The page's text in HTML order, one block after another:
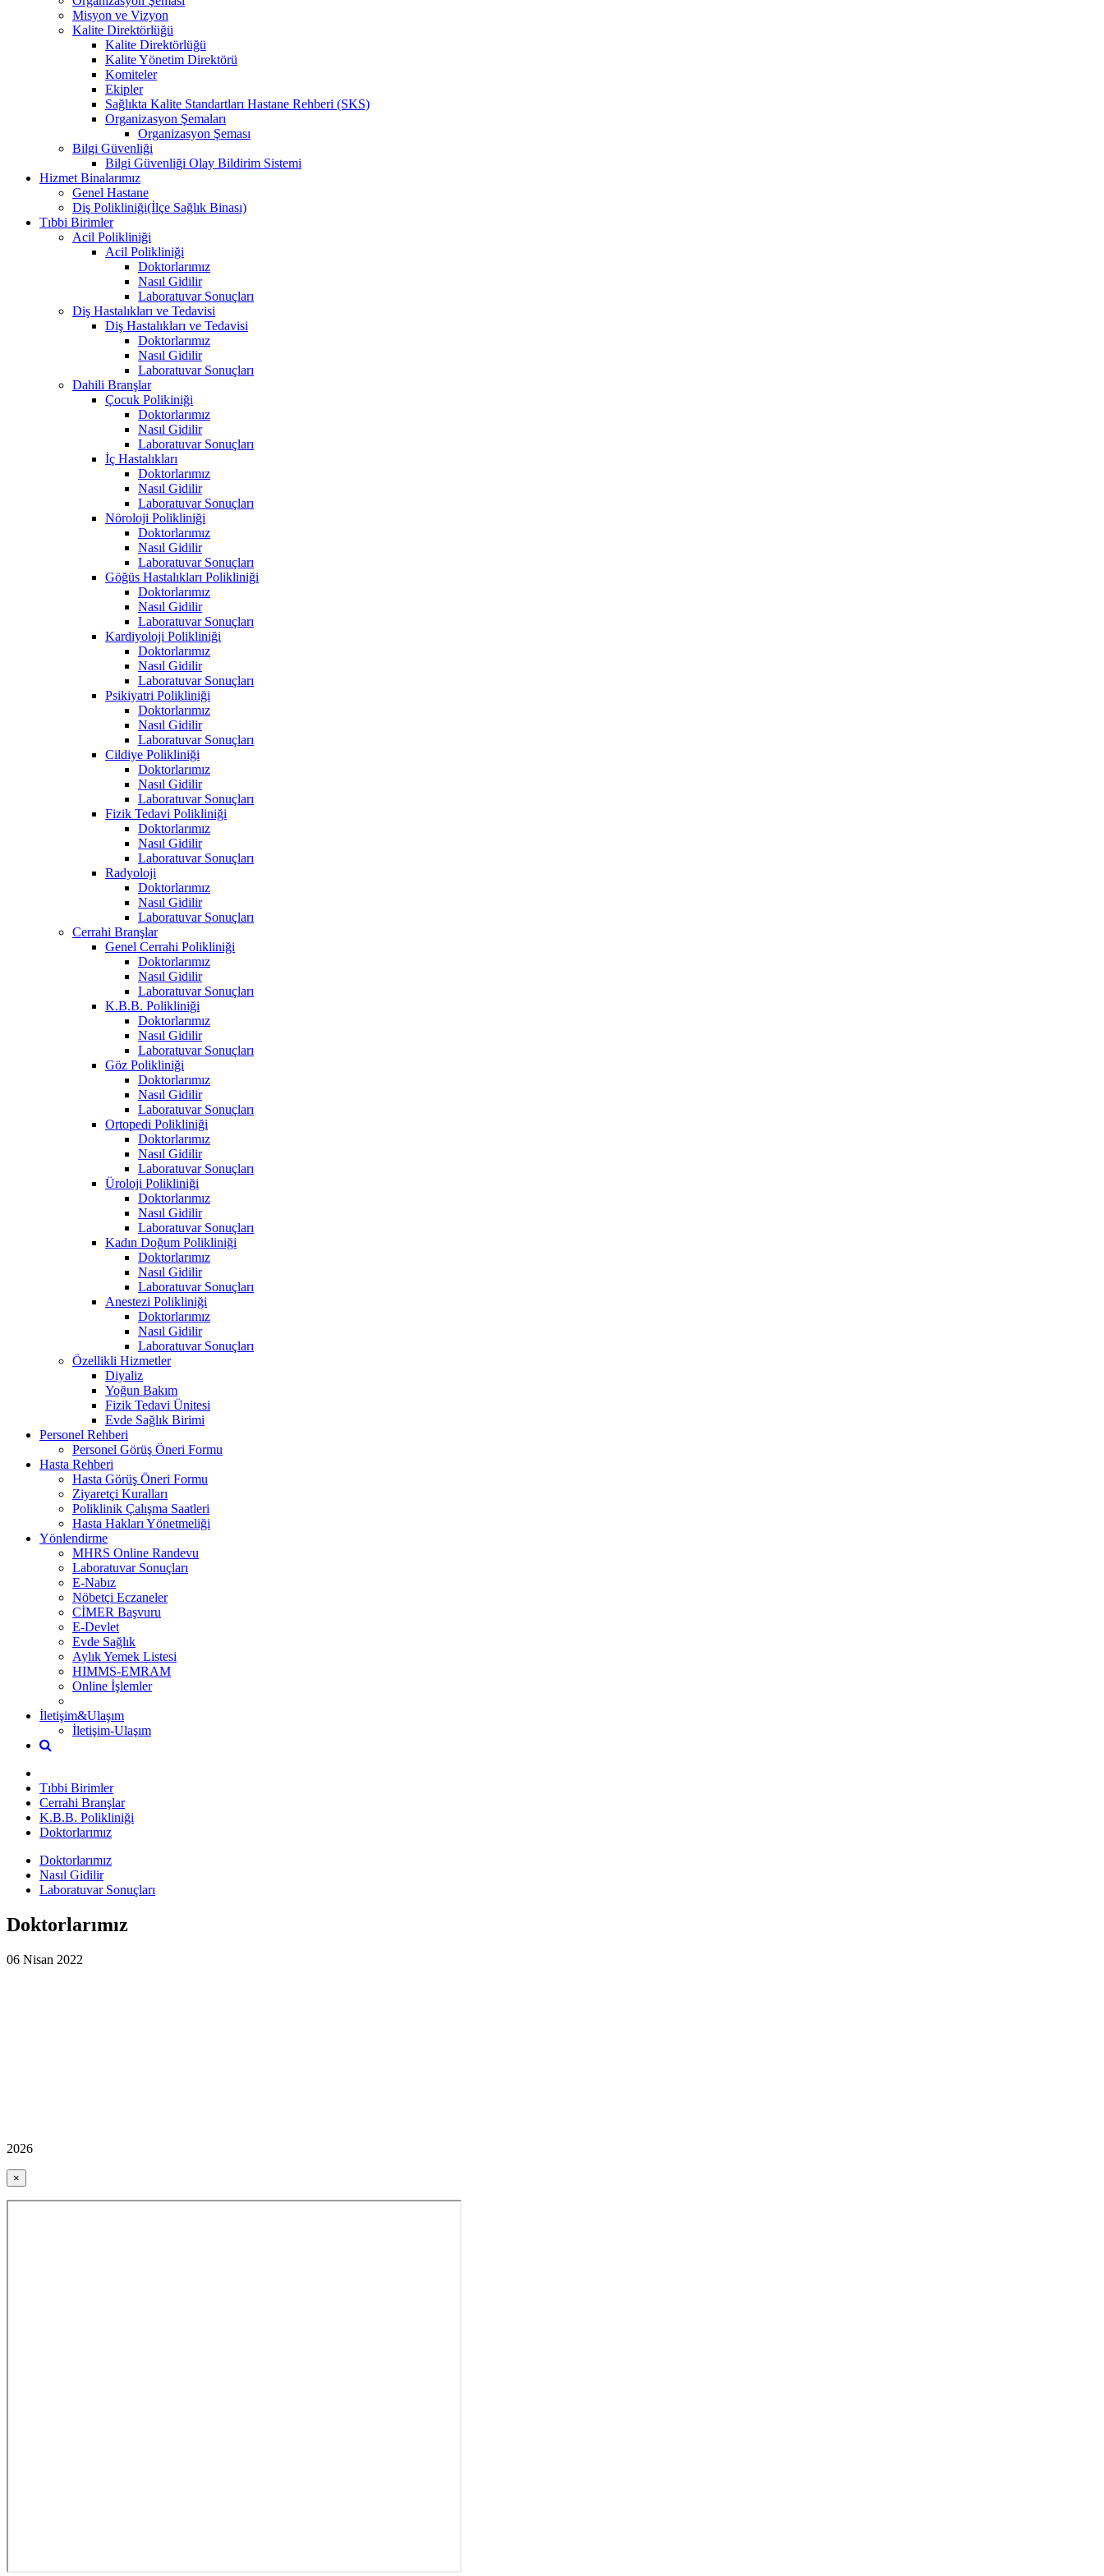
Misyon ve Vizyon
Kalite Direktörlüğü
Kalite Direktörlüğü
Kalite Yönetim Direktörü
Komiteler
Ekipler
Sağlıkta Kalite Standartları Hastane Rehberi (SKS)
Organizasyon Şemaları
Organizasyon Şeması
Bilgi Güvenliği
Bilgi Güvenliği Olay Bildirim Sistemi
Hizmet Binalarımız
Genel Hastane
Diş Polikliniği(İlçe Sağlık Binası)
Tıbbi Birimler
Acil Polikliniği
Acil Polikliniği
Doktorlarımız
Nasıl Gidilir
Laboratuvar Sonuçları
Diş Hastalıkları ve Tedavisi
Diş Hastalıkları ve Tedavisi
Doktorlarımız
Nasıl Gidilir
Laboratuvar Sonuçları
Dahili Branşlar
Çocuk Polikiniği
Doktorlarımız
Nasıl Gidilir
Laboratuvar Sonuçları
İç Hastalıkları
Doktorlarımız
Nasıl Gidilir
Laboratuvar Sonuçları
Nöroloji Polikliniği
Doktorlarımız
Nasıl Gidilir
Laboratuvar Sonuçları
Göğüs Hastalıkları Polikliniği
Doktorlarımız
Nasıl Gidilir
Laboratuvar Sonuçları
Kardiyoloji Polikliniği
Doktorlarımız
Nasıl Gidilir
Laboratuvar Sonuçları
Psikiyatri Polikliniği
Doktorlarımız
Nasıl Gidilir
Laboratuvar Sonuçları
Cildiye Polikliniği
Doktorlarımız
Nasıl Gidilir
Laboratuvar Sonuçları
Fizik Tedavi Polikliniği
Doktorlarımız
Nasıl Gidilir
Laboratuvar Sonuçları
Radyoloji
Doktorlarımız
Nasıl Gidilir
Laboratuvar Sonuçları
Cerrahi Branşlar
Genel Cerrahi Polikliniği
Doktorlarımız
Nasıl Gidilir
Laboratuvar Sonuçları
K.B.B. Polikliniği
Doktorlarımız
Nasıl Gidilir
Laboratuvar Sonuçları
Göz Polikliniği
Doktorlarımız
Nasıl Gidilir
Laboratuvar Sonuçları
Ortopedi Polikliniği
Doktorlarımız
Nasıl Gidilir
Laboratuvar Sonuçları
Üroloji Polikliniği
Doktorlarımız
Nasıl Gidilir
Laboratuvar Sonuçları
Kadın Doğum Polikliniği
Doktorlarımız
Nasıl Gidilir
Laboratuvar Sonuçları
Anestezi Polikliniği
Doktorlarımız
Nasıl Gidilir
Laboratuvar Sonuçları
Özellikli Hizmetler
Diyaliz
Yoğun Bakım
Fizik Tedavi Ünitesi
Evde Sağlık Birimi
Personel Rehberi
Personel Görüş Öneri Formu
Hasta Rehberi
Hasta Görüş Öneri Formu
Ziyaretçi Kuralları
Poliklinik Çalışma Saatleri
Hasta Hakları Yönetmeliği
Yönlendirme
MHRS Online Randevu
Laboratuvar Sonuçları
E-Nabız
Nöbetçi Eczaneler
CİMER Başvuru
E-Devlet
Evde Sağlık
Aylık Yemek Listesi
HIMMS-EMRAM
Online İşlemler
İletişim&Ulaşım
İletişim-Ulaşım
Tıbbi Birimler
Cerrahi Branşlar
K.B.B. Polikliniği
Doktorlarımız
Doktorlarımız
Nasıl Gidilir
Laboratuvar Sonuçları
Doktorlarımız
06 Nisan 2022
2026
×